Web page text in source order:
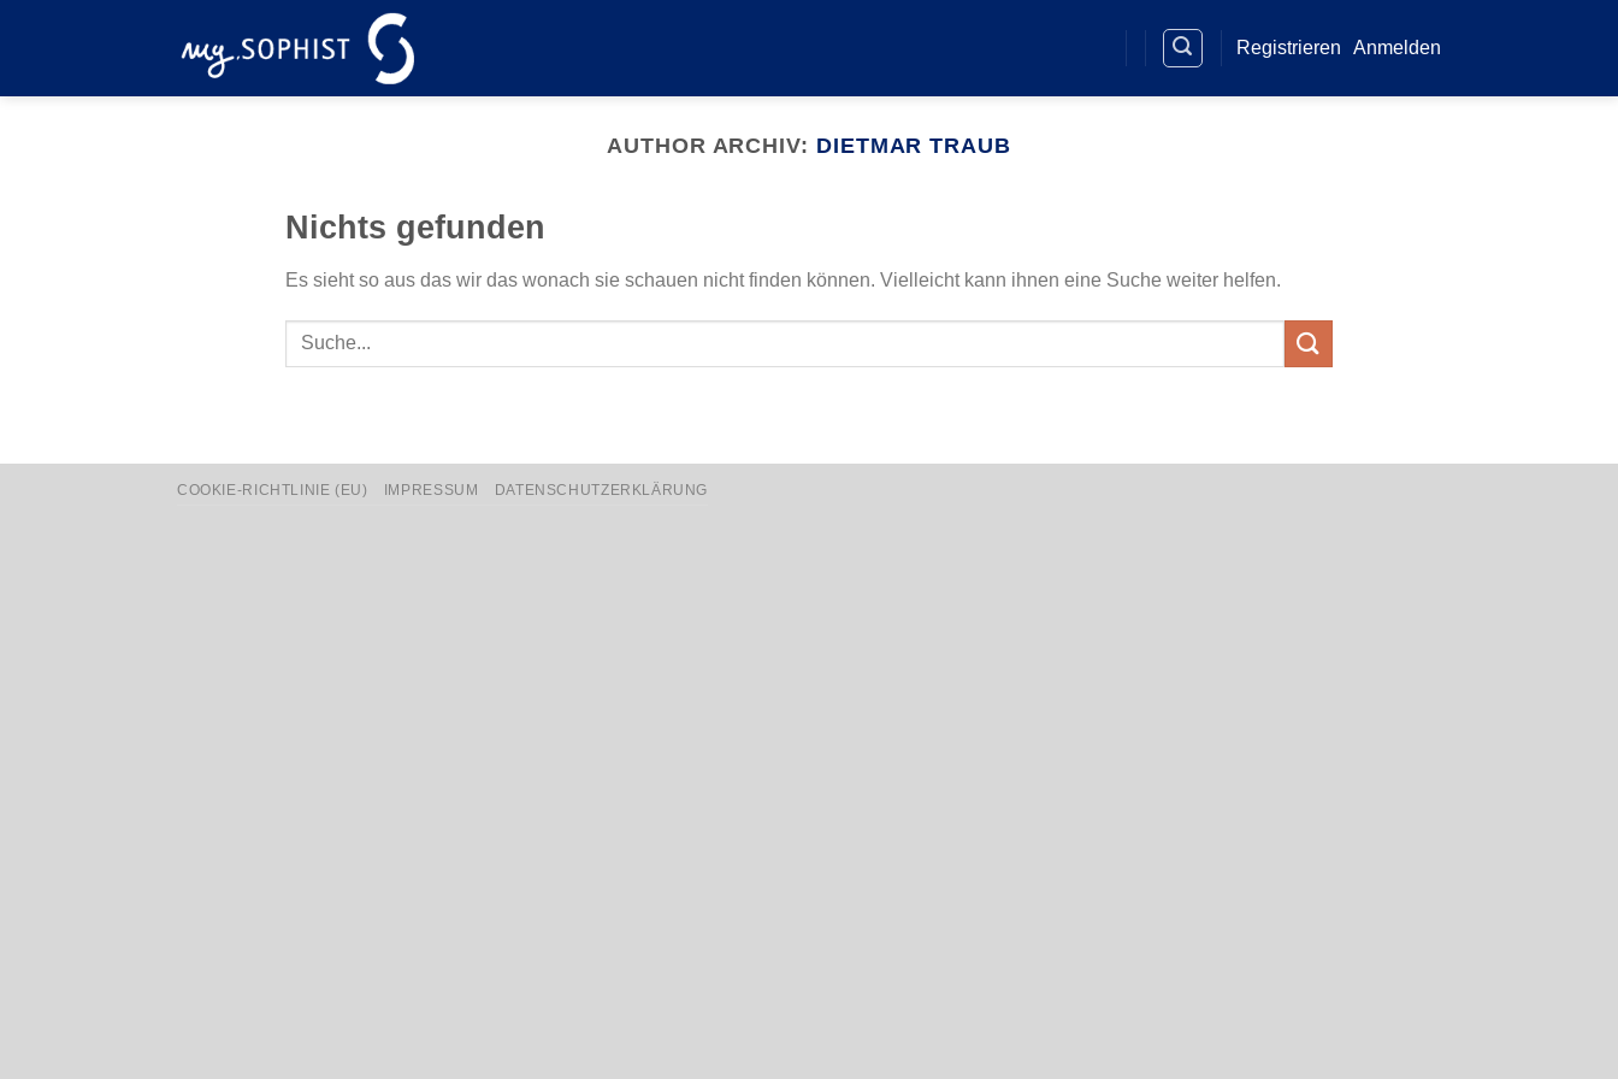
Registrieren Anmelden
AUTHOR ARCHIV: DIETMAR TRAUB
Nichts gefunden
Es sieht so aus das wir das wonach sie schauen nicht finden können. Vielleicht kann ihnen eine Suche weiter helfen.
COOKIE-RICHTLINIE (EU) IMPRESSUM DATENSCHUTZERKLÄRUNG